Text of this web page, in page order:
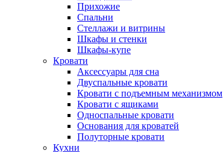
Прихожие
Спальни
Стеллажи и витрины
Шкафы и стенки
Шкафы-купе
Кровати
Аксессуары для сна
Двуспальные кровати
Кровати с подъемным механизмом
Кровати с ящиками
Односпальные кровати
Основания для кроватей
Полуторные кровати
Кухни